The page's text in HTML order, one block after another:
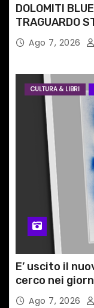
DOLOMITI
TRAGUARDO
TRA LE CIME
Ago 7, 2026
CULTURA & LIBRI
E’ uscito il
cerco nei
medico
Ago 7, 2026